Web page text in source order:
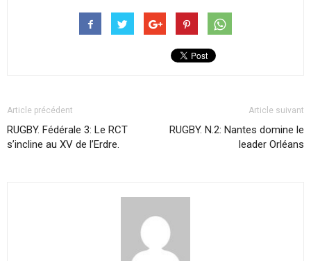
Article précédent
RUGBY. Fédérale 3: Le RCT
s’incline au XV de l’Erdre.
Article suivant
RUGBY. N.2: Nantes domine le
leader Orléans